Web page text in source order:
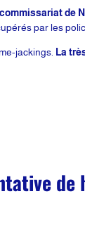
de
par les
jackings. La